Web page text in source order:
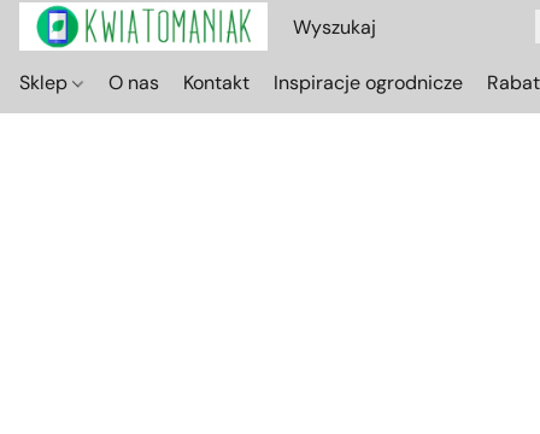
Sklep O nas Kontakt Inspiracje ogrodnicze